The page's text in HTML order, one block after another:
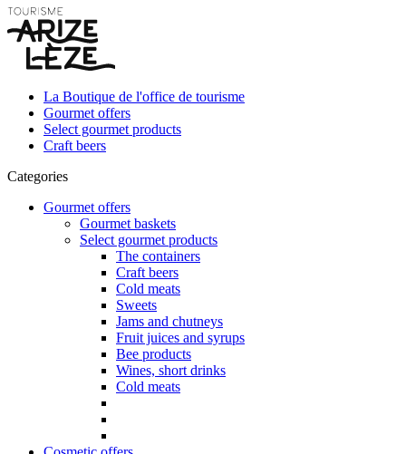
La Boutique de l'office de tourisme
Gourmet offers
Select gourmet products
Craft beers
Categories
Gourmet offers
Gourmet baskets
Select gourmet products
The containers
Craft beers
Cold meats
Sweets
Jams and chutneys
Fruit juices and syrups
Bee products
Wines, short drinks
Cold meats